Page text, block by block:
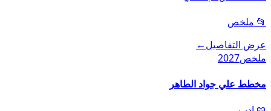
📂 ملخص
عرض التفاصيل←
ملخص2027
مخطط علي جواد الطاهر